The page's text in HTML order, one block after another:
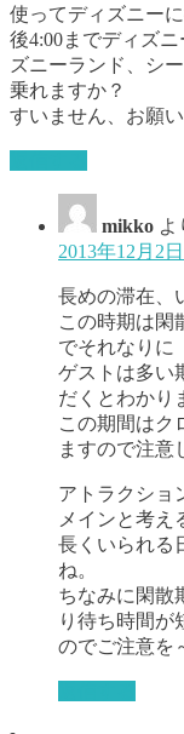
使ってディズニー
後4:00までディズ
ズニーランド、シ
乗れますか？
すいません、お願
mikko よ
2013年12月2
長めの滞在、
この時期は閑
でそれなりに
ゲストは多い
だくとわかり
この期間はク
ますので注意
アトラクショ
メインと考え
長くいられる
ね。
ちなみに閑散
り待ち時間が
のでご注意を